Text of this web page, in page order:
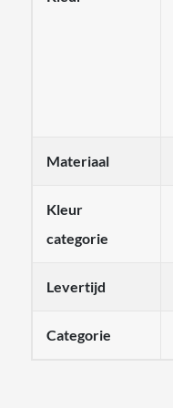
een gladde en matte
uitstraling geeft. De
eenvoudig te
touch toe aan elke
Spotwater316 maakt
de spotwater316
serie verkrijgbaar in 4
verschillende
zachte, brede
Materiaal
Kleur
categorie
Levertijd
Categorie